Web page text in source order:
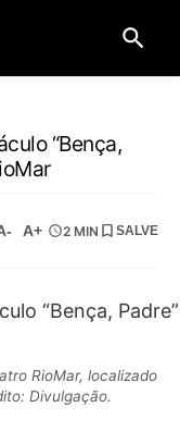
“Bença,
A+ 2 MIN SALVE
RioMar, localizado
Divulgação.